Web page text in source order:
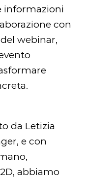
informazioni
con
webinar,
da Letizia
e con
abbiamo